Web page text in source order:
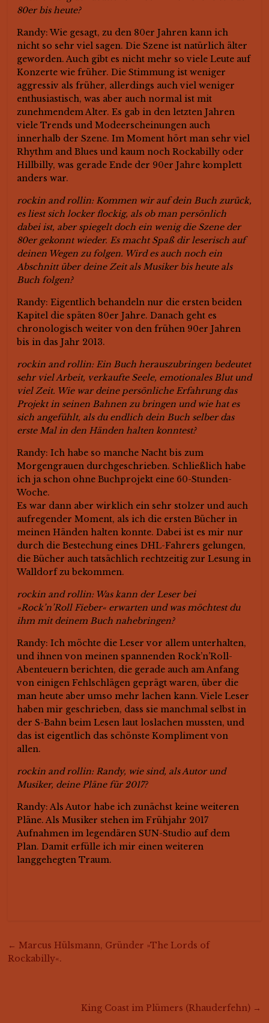
80er bis heute?
Randy: Wie gesagt, zu den 80er Jahren kann ich
nicht so sehr viel sagen. Die Szene ist natürlich älter
geworden. Auch gibt es nicht mehr so viele Leute auf
Konzerte wie früher. Die Stimmung ist weniger
aggressiv als früher, allerdings auch viel weniger
enthusiastisch, was aber auch normal ist mit
zunehmendem Alter. Es gab in den letzten Jahren
viele Trends und Modeerscheinungen auch
innerhalb der Szene. Im Moment hört man sehr viel
Rhythm and Blues und kaum noch Rockabilly oder
Hillbilly, was gerade Ende der 90er Jahre komplett
anders war.
rockin and rollin: Kommen wir auf dein Buch zurück,
es liest sich locker flockig, als ob man persönlich
dabei ist, aber spiegelt doch ein wenig die Szene der
80er gekonnt wieder. Es macht Spaß dir leserisch auf
deinen Wegen zu folgen. Wird es auch noch ein
Abschnitt über deine Zeit als Musiker bis heute als
Buch folgen?
Randy: Eigentlich behandeln nur die ersten beiden
Kapitel die späten 80er Jahre. Danach geht es
chronologisch weiter von den frühen 90er Jahren
bis in das Jahr 2013.
rockin and rollin: Ein Buch herauszubringen bedeutet
sehr viel Arbeit, verkaufte Seele, emotionales Blut und
viel Zeit. Wie war deine persönliche Erfahrung das
Projekt in seinen Bahnen zu bringen und wie hat es
sich angefühlt, als du endlich dein Buch selber das
erste Mal in den Händen halten konntest?
Randy: Ich habe so manche Nacht bis zum
Morgengrauen durchgeschrieben. Schließlich habe
ich ja schon ohne Buchprojekt eine 60-Stunden-
Woche.
Es war dann aber wirklich ein sehr stolzer und auch
aufregender Moment, als ich die ersten Bücher in
meinen Händen halten konnte. Dabei ist es mir nur
durch die Bestechung eines DHL-Fahrers gelungen,
die Bücher auch tatsächlich rechtzeitig zur Lesung in
Walldorf zu bekommen.
rockin and rollin: Was kann der Leser bei
»Rock’n’Roll Fieber« erwarten und was möchtest du
ihm mit deinem Buch nahebringen?
Randy: Ich möchte die Leser vor allem unterhalten,
und ihnen von meinen spannenden Rock’n’Roll-
Abenteuern berichten, die gerade auch am Anfang
von einigen Fehlschlägen geprägt waren, über die
man heute aber umso mehr lachen kann. Viele Leser
haben mir geschrieben, dass sie manchmal selbst in
der S-Bahn beim Lesen laut loslachen mussten, und
das ist eigentlich das schönste Kompliment von
allen.
rockin and rollin: Randy, wie sind, als Autor und
Musiker, deine Pläne für 2017?
Randy: Als Autor habe ich zunächst keine weiteren
Pläne. Als Musiker stehen im Frühjahr 2017
Aufnahmen im legendären SUN-Studio auf dem
Plan. Damit erfülle ich mir einen weiteren
langgehegten Traum.
← Marcus Hülsmann, Gründer »The Lords of
Rockabilly«.
King Coast im Plümers (Rhauderfehn) →